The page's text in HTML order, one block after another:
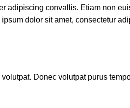
adipiscing convallis. Etiam non
dolor sit amet, consectetur
Donec volutpat purus